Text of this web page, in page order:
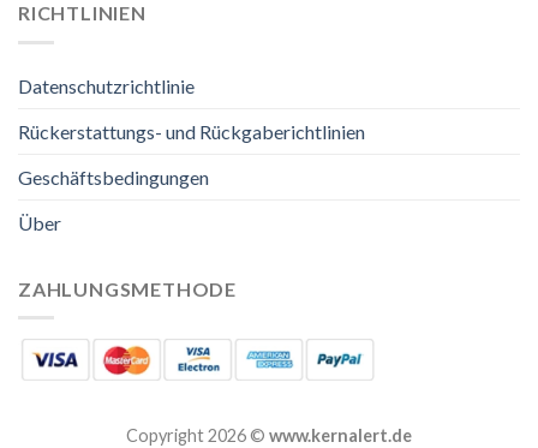
RICHTLINIEN
Datenschutzrichtlinie
Rückerstattungs- und Rückgaberichtlinien
Geschäftsbedingungen
Über
ZAHLUNGSMETHODE
Copyright 2026 © www.kernalert.de